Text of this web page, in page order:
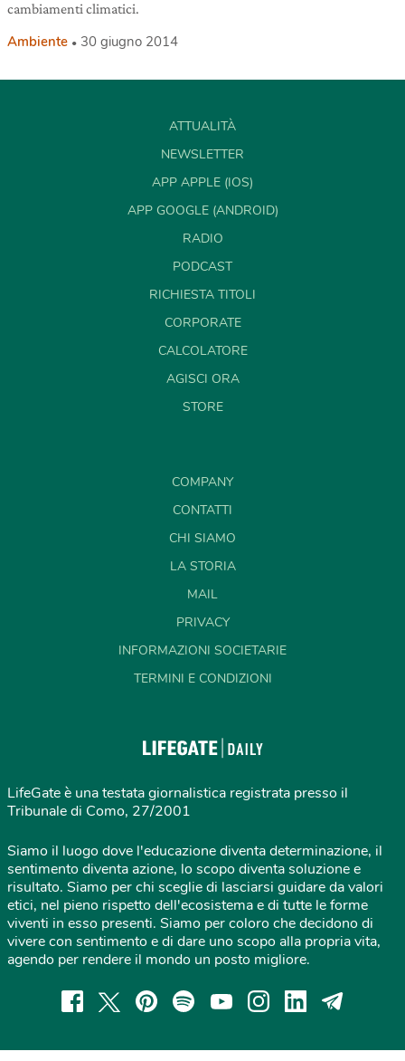
cambiamenti climatici.
Ambiente 30 giugno 2014
ATTUALITÀ
NEWSLETTER
APP APPLE (IOS)
APP GOOGLE (ANDROID)
RADIO
PODCAST
RICHIESTA TITOLI
CORPORATE
CALCOLATORE
AGISCI ORA
STORE
COMPANY
CONTATTI
CHI SIAMO
LA STORIA
MAIL
PRIVACY
INFORMAZIONI SOCIETARIE
TERMINI E CONDIZIONI
LifeGate è una testata giornalistica registrata presso il
Tribunale di Como, 27/2001
Siamo il luogo dove l'educazione diventa determinazione, il
sentimento diventa azione, lo scopo diventa soluzione e
risultato. Siamo per chi sceglie di lasciarsi guidare da valori
etici, nel pieno rispetto dell'ecosistema e di tutte le forme
viventi in esso presenti. Siamo per coloro che decidono di
vivere con sentimento e di dare uno scopo alla propria vita,
agendo per rendere il mondo un posto migliore.